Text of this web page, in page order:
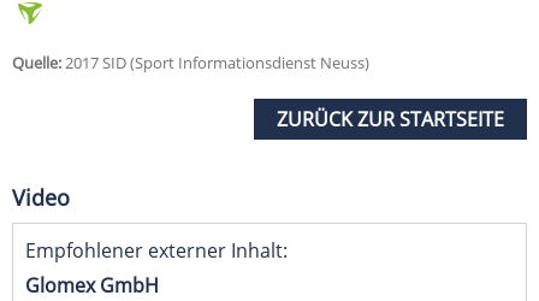
Quelle:2017 SID (Sport Informationsdienst Neuss)
ZURÜCK ZUR STARTSEITE
Video
Empfohlener externer Inhalt:
Glomex GmbH